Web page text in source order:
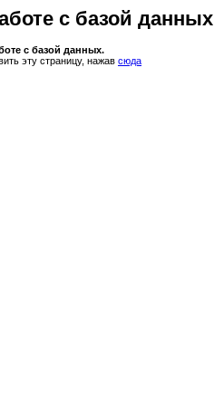
с базой данных
с базой данных.
эту страницу, нажав сюда